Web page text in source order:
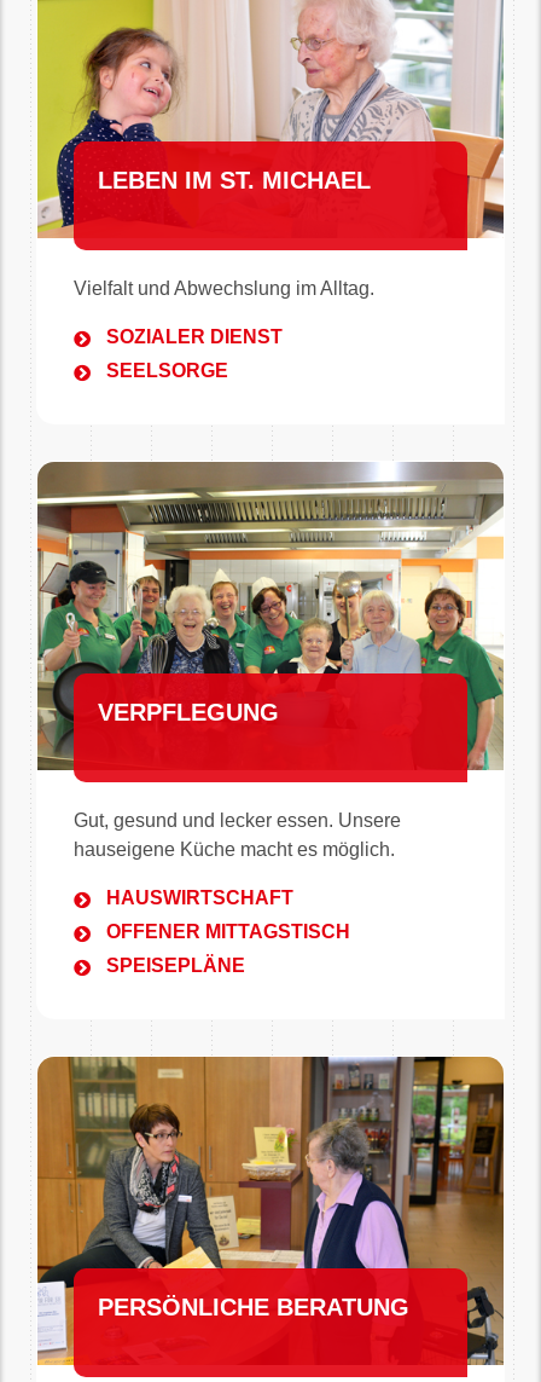
LEBEN IM ST. MICHAEL
Vielfalt und Abwechslung im Alltag.
SOZIALER DIENST
SEELSORGE
VERPFLEGUNG
Gut, gesund und lecker essen. Unsere
hauseigene Küche macht es möglich.
HAUSWIRTSCHAFT
OFFENER MITTAGSTISCH
SPEISEPLÄNE
PERSÖNLICHE BERATUNG